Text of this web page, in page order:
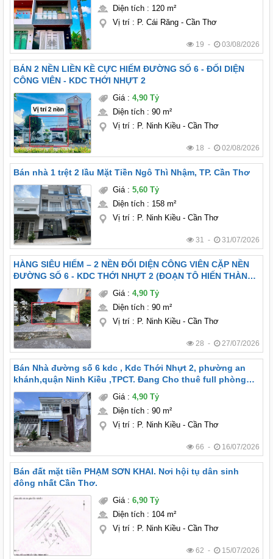
Diện tích: 120 m²
Vị trí: P. Cái Răng - Cần Thơ
19 - 03/08/2026
BÁN 2 NỀN LIỀN KỀ CỰC HIẾM ĐƯỜNG SỐ 6 - ĐỐI DIỆN
CÔNG VIÊN - KDC THỚI NHỰT 2
Giá: 4,90 Tỷ
Diện tích: 90 m²
Vị trí: P. Ninh Kiều - Cần Thơ
18 - 02/08/2026
Bán nhà 1 trệt 2 lầu Mặt Tiền Ngô Thì Nhậm, TP. Cần Thơ
Giá: 5,60 Tỷ
Diện tích: 158 m²
Vị trí: P. Ninh Kiều - Cần Thơ
31 - 31/07/2026
HÀNG SIÊU HIẾM – 2 NỀN ĐỐI DIỆN CÔNG VIÊN CẶP NỀN
ĐƯỜNG SỐ 6 - KDC THỚI NHỰT 2 (ĐOẠN TÔ HIẾN THÀNH
THÔNG VỚI HẺM LIÊN TỔ 12-20), P. TÂN AN, TP CẦN THƠ
Giá: 4,90 Tỷ
Diện tích: 90 m²
Vị trí: P. Ninh Kiều - Cần Thơ
28 - 27/07/2026
Bán Nhà đường số 6 kdc , Kdc Thới Nhựt 2, phường an
khánh,quận Ninh Kiều ,TPCT. Đang Cho thuê full phòng
thu nhập hàng tháng hơn 8 triệu
Giá: 4,90 Tỷ
Diện tích: 90 m²
Vị trí: P. Ninh Kiều - Cần Thơ
66 - 16/07/2026
Bán đất mặt tiền PHẠM SƠN KHAI. Nơi hội tụ dân sinh
đông nhất Cần Thơ.
Giá: 6,90 Tỷ
Diện tích: 104 m²
Vị trí: P. Ninh Kiều - Cần Thơ
62 - 15/07/2026